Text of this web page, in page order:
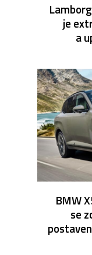
je
a
BMW
se